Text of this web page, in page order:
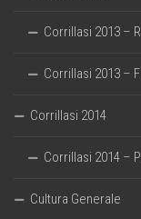
Corrillasi 2013 –
Corrillasi 2013 –
Corrillasi 2014
Corrillasi 2014 –
Cultura Generale